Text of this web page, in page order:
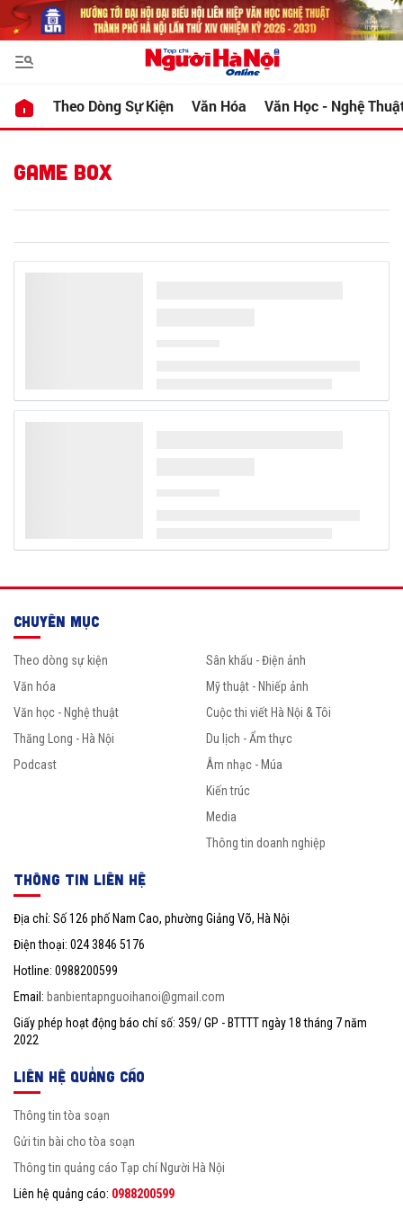
Theo Dòng Sự Kiện Văn Hóa Văn Học - Nghệ
GAME BOX
CHUYÊN MỤC
Theo dòng sự kiện
Văn hóa
Văn học - Nghệ thuật
Thăng Long - Hà Nội
Podcast
Sân khấu - Điện ảnh
Mỹ thuật - Nhiếp ảnh
Cuộc thi viết Hà Nội & Tôi
Du lịch - Ẩm thực
Âm nhạc - Múa
Kiến trúc
Media
Thông tin doanh nghiệp
THÔNG TIN LIÊN HỆ
Địa chỉ: Số 126 phố Nam Cao, phường Giảng Võ, Hà Nội
Điện thoại: 024 3846 5176
Hotline: 0988200599
Email: banbientapnguoihanoi@gmail.com
Giấy phép hoạt động báo chí số: 359/ GP - BTTTT ngày 18 tháng 7 năm
2022
LIÊN HỆ QUẢNG CÁO
Thông tin tòa soạn
Gửi tin bài cho tòa soạn
Thông tin quảng cáo Tạp chí Người Hà Nội
Liên hệ quảng cáo: 0988200599